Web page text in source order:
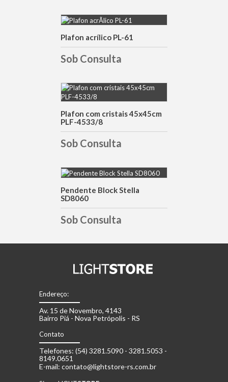
DETALHES
Plafon acrílico PL-61
Sob Consulta
DETALHES
Plafon com cristais 45x45cm
PLF-4533/8
Sob Consulta
DETALHES
Pendente Block Stella
SD8060
Sob Consulta
Endereço:
Av. 15 de Novembro, 4143
Bairro Piá - Nova Petrópolis - RS
Contato
Telefones: (54) 3281.5090 - 3281.5053 -
8149.0651
E-mail: contato@lightstore-rs.com.br